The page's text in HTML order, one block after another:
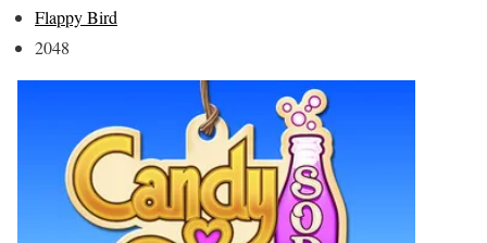
Flappy Bird
2048